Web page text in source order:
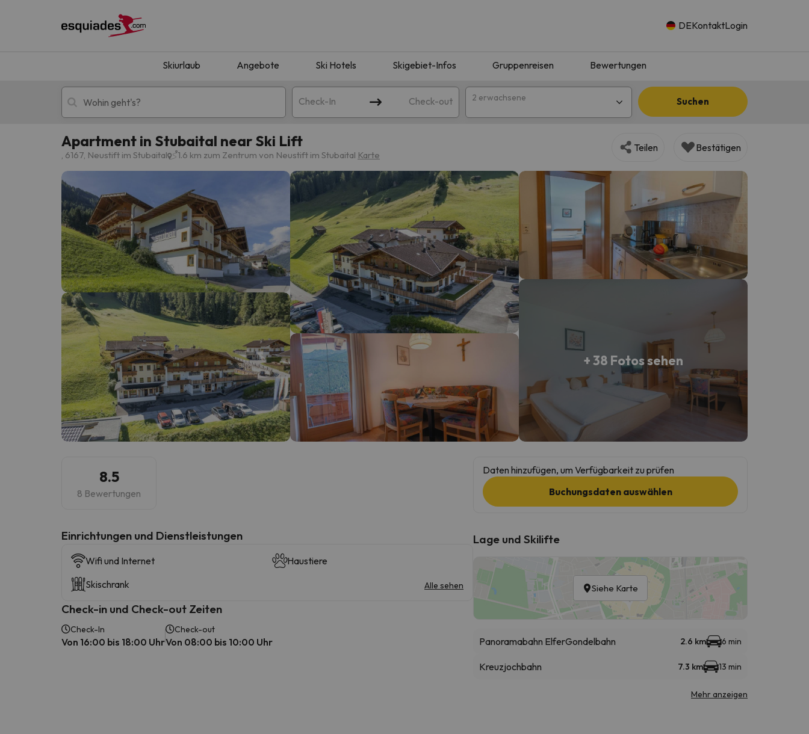
DEKontaktLogin
Skiurlaub Angebote Ski Hotels Skigebiet-Infos Gruppenreisen Bewertungen
Check-In Check-out 2 erwachsene Suchen
Skiurlaub Berghotels
Oops, wir haben keine Ergebnisse gefunden, die Ihrer Suche entsprechen. Versuchen Sie, das Ziel zu ändern.
Es sieht so aus, als hätte sich unser Sucher verirrt. Sobald er seinen Kompass gefunden hat, wird er zurück sein.
Apartment in Stubaital near Ski Lift
, 6167, Neustift im Stubaital 1.6 km zum Zentrum von Neustift im Stubaital Karte
Teilen Bestätigen
+ 38 Fotos sehen
8.5
8 Bewertungen
​Einrichtungen und Dienstleistungen
Wifi und Internet
Haustiere
Skischrank
Alle sehen
Check-in und Check-out Zeiten
Check-In
Von 16:00 bis 18:00 Uhr
Check-out
Von 08:00 bis 10:00 Uhr
Daten hinzufügen, um Verfügbarkeit zu prüfen
Buchungsdaten auswählen
Lage und Skilifte
Siehe Karte
Panoramabahn ElferGondelbahn 2.6 km 6 min
Kreuzjochbahn 7.3 km 13 min
Mehr anzeigen